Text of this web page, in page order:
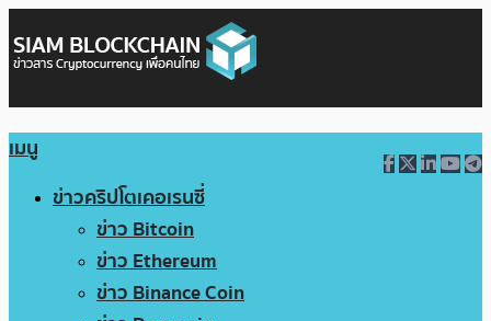
เมนู
ข่าวคริปโตเคอเรนซี่
ข่าว Bitcoin
ข่าว Ethereum
ข่าว Binance Coin